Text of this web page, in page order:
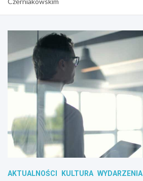
AKTUALNOŚCI KULTURA WYDARZENIA